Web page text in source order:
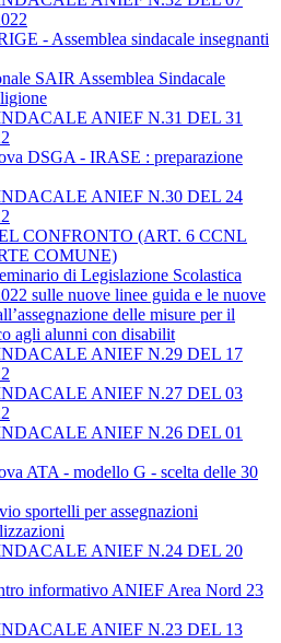
- Assemblea sindacale insegnanti
SAIR Assemblea Sindacale
ANIEF N.31 DEL 31
DSGA - IRASE : preparazione
ANIEF N.30 DEL 24
CONFRONTO (ART. 6 CCNL
COMUNE)
di Legislazione Scolastica
sulle nuove linee guida e le nuove
delle misure per il
agli alunni con disabilit
ANIEF N.29 DEL 17
ANIEF N.27 DEL 03
ANIEF N.26 DEL 01
ATA - modello G - scelta delle 30
sportelli per assegnazioni
ANIEF N.24 DEL 20
informativo ANIEF Area Nord 23
ANIEF N.23 DEL 13